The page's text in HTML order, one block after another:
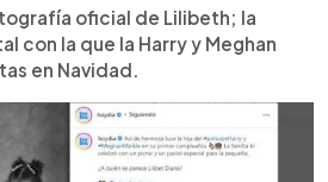
oficial de Lilibeth; la
con la que la Harry y Meghan
en Navidad.